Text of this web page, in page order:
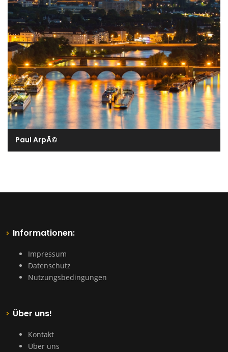
Paul ArpÃ©
Informationen:
Impressum
Datenschutz
Nutzungsbedingungen
Über uns!
Kontakt
Über uns